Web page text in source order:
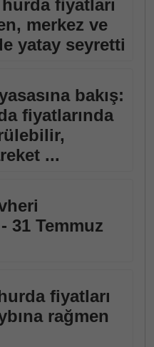
fiyatları
merkez ve
yatay seyretti
bakış:
fiyatlarında
...
31 Temmuz
fiyatları
rağmen